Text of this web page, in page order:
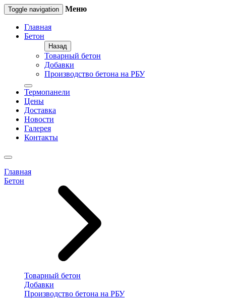
Toggle navigation Меню
Главная
Бетон
Назад
Товарный бетон
Добавки
Производство бетона на РБУ
Термопанели
Цены
Доставка
Новости
Галерея
Контакты
Главная
Бетон
Товарный бетон
Добавки
Производство бетона на РБУ